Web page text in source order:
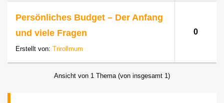
Persönliches Budget – Der Anfang
und viele Fragen
Erstellt von: Trirollmum
0
Ansicht von 1 Thema (von insgesamt 1)